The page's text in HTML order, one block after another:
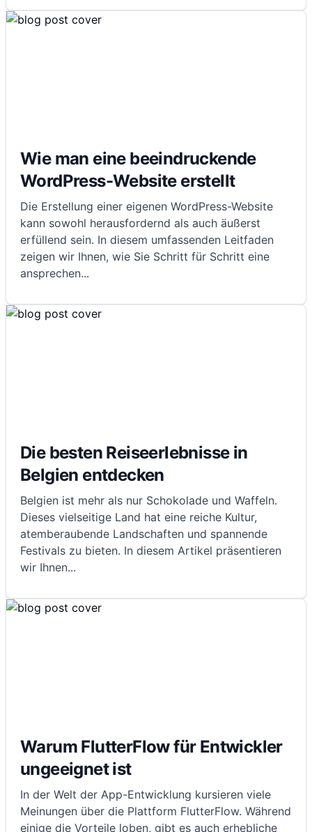
Wie man eine beeindruckende
WordPress-Website erstellt
Die Erstellung einer eigenen WordPress-Website
kann sowohl herausfordernd als auch äußerst
erfüllend sein. In diesem umfassenden Leitfaden
zeigen wir Ihnen, wie Sie Schritt für Schritt eine
ansprechen...
Die besten Reiseerlebnisse in
Belgien entdecken
Belgien ist mehr als nur Schokolade und Waffeln.
Dieses vielseitige Land hat eine reiche Kultur,
atemberaubende Landschaften und spannende
Festivals zu bieten. In diesem Artikel präsentieren
wir Ihnen...
Warum FlutterFlow für Entwickler
ungeeignet ist
In der Welt der App-Entwicklung kursieren viele
Meinungen über die Plattform FlutterFlow. Während
einige die Vorteile loben, gibt es auch erhebliche